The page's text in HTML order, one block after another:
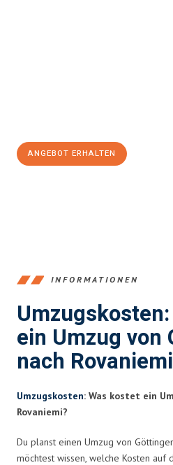
ANGEBOT ERHALTEN
INFORMATIONEN
ein Umzug von
nach Rovaniemi
Umzugskosten: Was kostet ein
Rovaniemi?
Du planst einen Umzug von
möchtest wissen, welche Kosten auf